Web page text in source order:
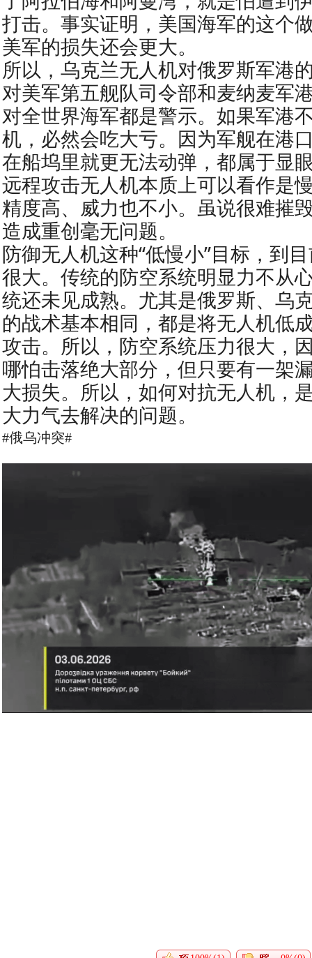
打击。事实证明，美国海军的这个
美军的损失还会更大。
所以，乌克兰无人机对俄罗斯军港
对美军第五舰队司令部和麦纳麦军
对全世界海军都是警示。如果军港
机，必然会吃大亏。因为军舰在港
在船坞里就更无法动弹，都属于显
远程攻击无人机本质上可以看作是
精度高、威力也不小。虽说很难摧
造成重创毫无问题。
防御无人机这种“低慢小”目标，到
很大。传统的防空系统明显力不从
统还未见成熟。尤其是俄罗斯、乌
的战术基本相同，都是将无人机低
攻击。所以，防空系统压力很大，
哪怕击落绝大部分，但只要有一架
大损失。所以，如何对抗无人机，
大力气去解决的问题。
#俄乌冲突#